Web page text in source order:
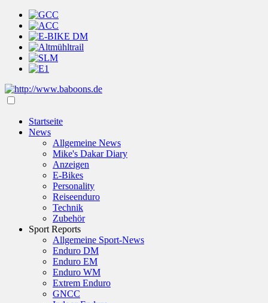
Startseite
News
Allgemeine News
Mike's Dakar Diary
Anzeigen
E-Bikes
Personality
Reiseenduro
Technik
Zubehör
Sport Reports
Allgemeine Sport-News
Enduro DM
Enduro EM
Enduro WM
Extrem Enduro
GNCC